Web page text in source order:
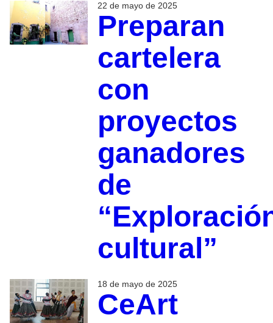
22 de mayo de 2025
Preparan
cartelera
con
proyectos
ganadores
de
cultural”
18 de mayo de 2025
CeArt